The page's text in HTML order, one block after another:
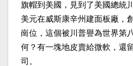
旗帽到美國，見到了美國總統
美元在威斯康辛州建面板廠，
崗位，這個被川普譽為世界第
何？有一塊地皮賣給微軟，還
司。